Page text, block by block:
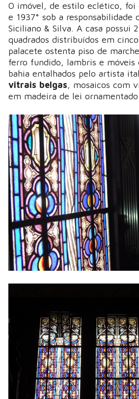
O imóvel, de estilo eclético, foi
e 1937° sob a responsabilidade
Siciliano & Silva. A casa possui
quadrados distribuídos em cinco
palacete ostenta piso de
ferro fundido, lambris e móveis
bahia entalhados pelo artista
vitrais belgas, mosaicos com
em madeira de lei